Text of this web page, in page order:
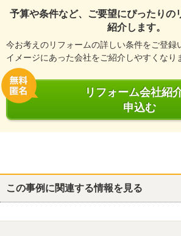
予算や条件など、ご要望にぴったりの
紹介します。
今お考えのリフォームの詳しい条件をご登録
イメージにあった会社をご紹介しやすくなり
リフォーム会社紹
申込む
他の箇所を見る
浴室・ユニットバス 浴室・ユニットバス
この事例に関連する情報を見る